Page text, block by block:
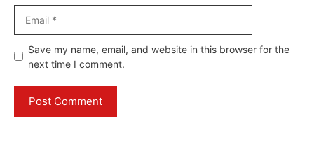
Website
Save my name, email, and website in this browser for the
next time I comment.